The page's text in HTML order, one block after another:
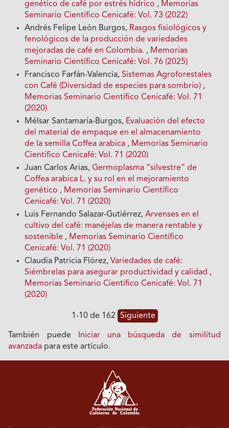
genético de café por estrés hídrico , Memorias
Seminario Científico Cenicafé: Vol. 73 (2022)
Andrés Felipe León Burgos, Rasgos fisiológicos y
fenológicos de la producción de variedades
mejoradas de café en Colombia. , Memorias
Seminario Científico Cenicafé: Vol. 76 (2025)
Francisco Farfán-Valencia,Sistemas Agroforestales
con Café (Diversidad de especies para sombrío) ,
Memorias Seminario Científico Cenicafé: Vol. 71
(2020)
Mélsar Santamaría-Burgos, Evaluación del efecto
del material de empaque en el almacenamiento
de la semilla Coffea arabica , Memorias Seminario
Científico Cenicafé: Vol. 71 (2020)
Juan Carlos Arias,Germoplasma “silvestre” de
Coffea arabica L. y su rol en el mejoramiento
genético , Memorias Seminario Científico
Cenicafé: Vol. 71 (2020)
Luis Fernando Salazar-Gutiérrez,Arvenses en el
cultivo del café: manéjelas de manera rentable y
sostenible , Memorias Seminario Científico
Cenicafé: Vol. 71 (2020)
Claudia Patricia Flórez,Variedades de café:
Siémbrelas para asegurar productividad y calidad ,
Memorias Seminario Científico Cenicafé: Vol. 71
(2020)
1-10 de 162 Siguiente
También puede
Iniciar una búsqueda de similitud
avanzada para este artículo.